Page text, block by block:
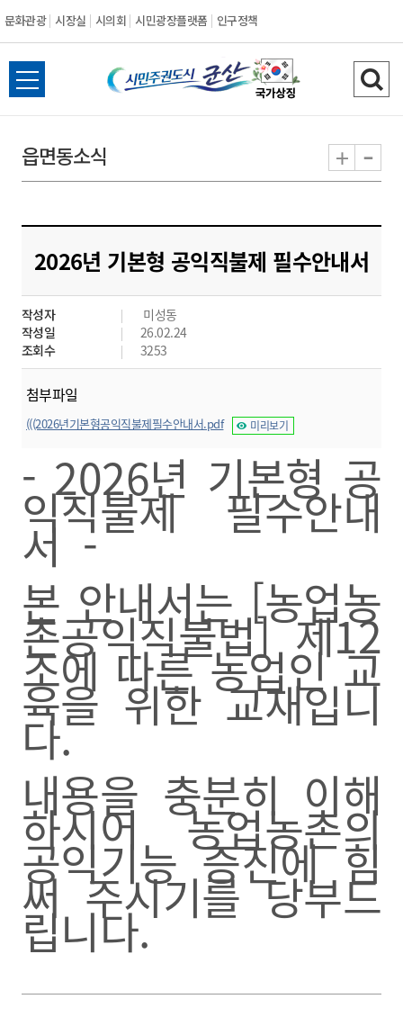
문화관광 시장실 시의회 시민광장플랫폼 인구정책
시
민
도
시
군
산
전
체
뉴
열
검
색
기
읍면동소식 + -
2026년 기본형 공익직불제 필수안내서
작성자
미성동
작성일
26.02.24
조회수
3253
첨부파일
(((2026년기본형공익직불제필수안내서.pdf 미리보기
- 2026년 기본형 공
익직불제 필수안내
서 -
본 안내서는 [농업농
촌공익직불법] 제12
조에 따른 농업인 교
육을 위한 교재입니
다.
내용을 충분히 이해
하시어 농업농촌의
공익기능 증진에 힘
써 주시기를 당부드
립니다.